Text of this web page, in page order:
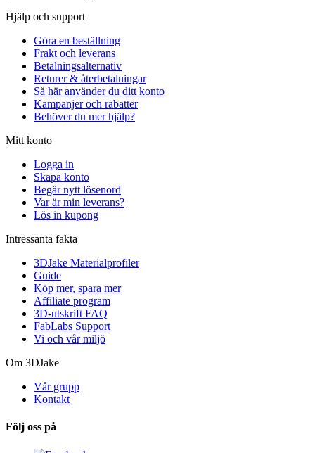
Hjälp och support
Göra en beställning
Frakt och leverans
Betalningsalternativ
Returer & återbetalningar
Så här använder du ditt konto
Kampanjer och rabatter
Behöver du mer hjälp?
Mitt konto
Logga in
Skapa konto
Begär nytt lösenord
Var är min leverans?
Lös in kupong
Intressanta fakta
3DJake Materialprofiler
Guide
Köp mer, spara mer
Affiliate program
3D-utskrift FAQ
FabLabs Support
Vi och vår miljö
Om 3DJake
Vår grupp
Kontakt
Följ oss på